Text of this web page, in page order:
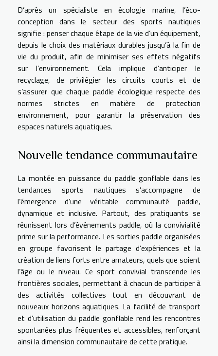
D’après un spécialiste en écologie marine, l’éco-
conception dans le secteur des sports nautiques
signifie : penser chaque étape de la vie d’un équipement,
depuis le choix des matériaux durables jusqu’à la fin de
vie du produit, afin de minimiser ses effets négatifs
sur l’environnement. Cela implique d’anticiper le
recyclage, de privilégier les circuits courts et de
s’assurer que chaque paddle écologique respecte des
normes strictes en matière de protection
environnement, pour garantir la préservation des
espaces naturels aquatiques.
Nouvelle tendance communautaire
La montée en puissance du paddle gonflable dans les
tendances sports nautiques s’accompagne de
l’émergence d’une véritable communauté paddle,
dynamique et inclusive. Partout, des pratiquants se
réunissent lors d’événements paddle, où la convivialité
prime sur la performance. Les sorties paddle organisées
en groupe favorisent le partage d’expériences et la
création de liens forts entre amateurs, quels que soient
l’âge ou le niveau. Ce sport convivial transcende les
frontières sociales, permettant à chacun de participer à
des activités collectives tout en découvrant de
nouveaux horizons aquatiques. La facilité de transport
et d’utilisation du paddle gonflable rend les rencontres
spontanées plus fréquentes et accessibles, renforçant
ainsi la dimension communautaire de cette pratique.